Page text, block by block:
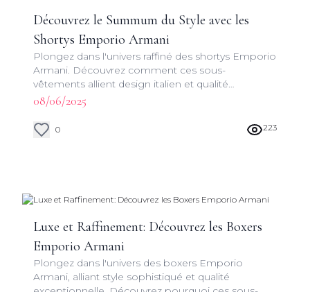
Découvrez le Summum du Style avec les
Shortys Emporio Armani
Plongez dans l'univers raffiné des shortys Emporio
Armani. Découvrez comment ces sous-
vêtements allient design italien et qualité
supérieure pour une expérience vestimentaire
incomparable.
08/06/2025
0 223
Luxe et Raffinement: Découvrez les Boxers
Emporio Armani
Plongez dans l'univers des boxers Emporio
Armani, alliant style sophistiqué et qualité